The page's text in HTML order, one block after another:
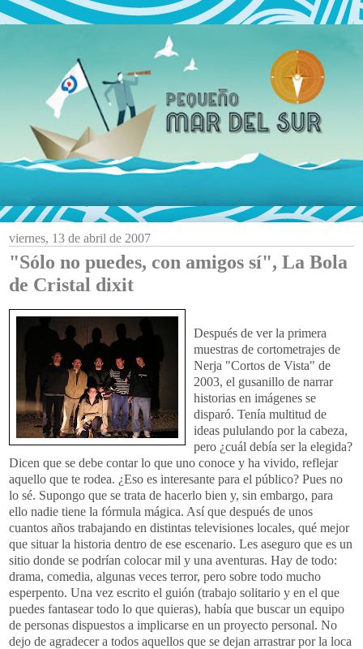
viernes, 13 de abril de 2007
"Sólo no puedes, con amigos sí", La Bola
de Cristal dixit
Después de ver la primera
muestras de cortometrajes de
Nerja "Cortos de Vista" de
2003, el gusanillo de narrar
historias en imágenes se
disparó. Tenía multitud de
ideas pululando por la cabeza,
pero ¿cuál debía ser la elegida?
Dicen que se debe contar lo que uno conoce y ha vivido, reflejar
aquello que te rodea. ¿Eso es interesante para el público? Pues no
lo sé. Supongo que se trata de hacerlo bien y, sin embargo, para
ello nadie tiene la fórmula mágica. Así que después de unos
cuantos años trabajando en distintas televisiones locales, qué mejor
que situar la historia dentro de ese escenario. Les aseguro que es un
sitio donde se podrían colocar mil y una aventuras. Hay de todo:
drama, comedia, algunas veces terror, pero sobre todo mucho
esperpento. Una vez escrito el guión (trabajo solitario y en el que
puedes fantasear todo lo que quieras), había que buscar un equipo
de personas dispuestos a implicarse en un proyecto personal. No
dejo de agradecer a todos aquellos que se dejan arrastrar por la loca